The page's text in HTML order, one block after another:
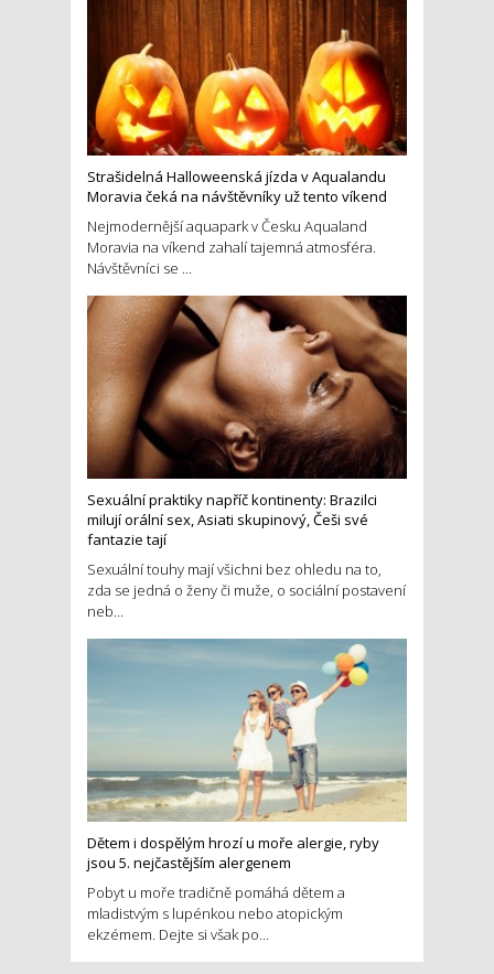
Strašidelná Halloweenská jízda v Aqualandu
Moravia čeká na návštěvníky už tento víkend
Nejmodernější aquapark v Česku Aqualand
Moravia na víkend zahalí tajemná atmosféra.
Návštěvníci se ...
Sexuální praktiky napříč kontinenty: Brazilci
milují orální sex, Asiati skupinový, Češi své
fantazie tají
Sexuální touhy mají všichni bez ohledu na to,
zda se jedná o ženy či muže, o sociální postavení
neb...
Dětem i dospělým hrozí u moře alergie, ryby
jsou 5. nejčastějším alergenem
Pobyt u moře tradičně pomáhá dětem a
mladistvým s lupénkou nebo atopickým
ekzémem. Dejte si však po...